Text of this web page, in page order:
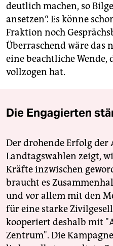
deutlich machen, so
ansetzen“. Es könne
Fraktion noch
Überraschend wäre das
eine beachtliche Wende,
vollzogen hat.
Die Engagierten
Der drohende Erfolg der
Landtagswahlen zeigt,
Kräfte inzwischen
braucht es
und vor allem mit den
für eine starke
kooperiert deshalb mit
Zentrum". Die